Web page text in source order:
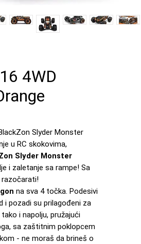
4WD
Slyder Monster
u RC skokovima,
Slyder Monster
i zaletanje sa rampe! Sa
razočarati!
na sva 4 točka. Podesivi
i pozadi su prilagođeni za
i napolju, pružajući
sa zaštitnim poklopcem
- ne moraš da brineš o